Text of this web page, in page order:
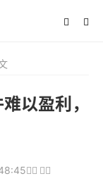
以盈利，